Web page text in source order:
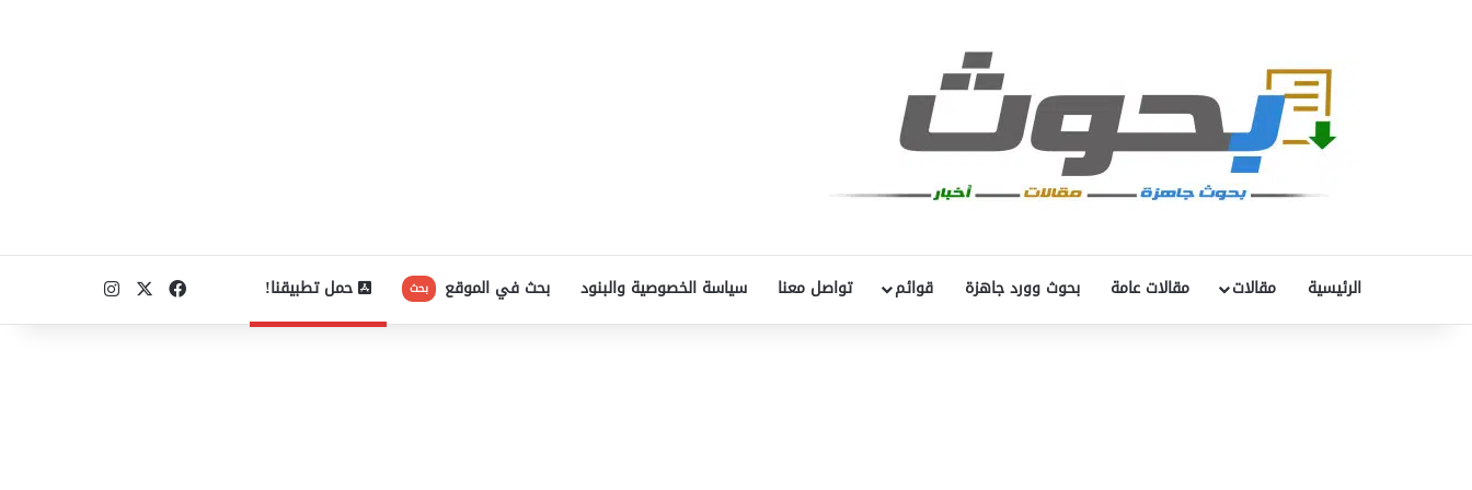
الرئيسية مقالات مقالات عامة بحوث وورد جاهزة قوائم تواصل معنا سياسة الخصوصية والبنود بحث في الموقع بحث حمل تطبيقنا! فيسبوكانستقرام